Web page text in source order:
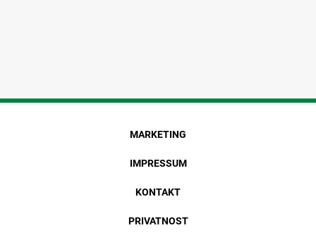
MARKETING
IMPRESSUM
KONTAKT
PRIVATNOST